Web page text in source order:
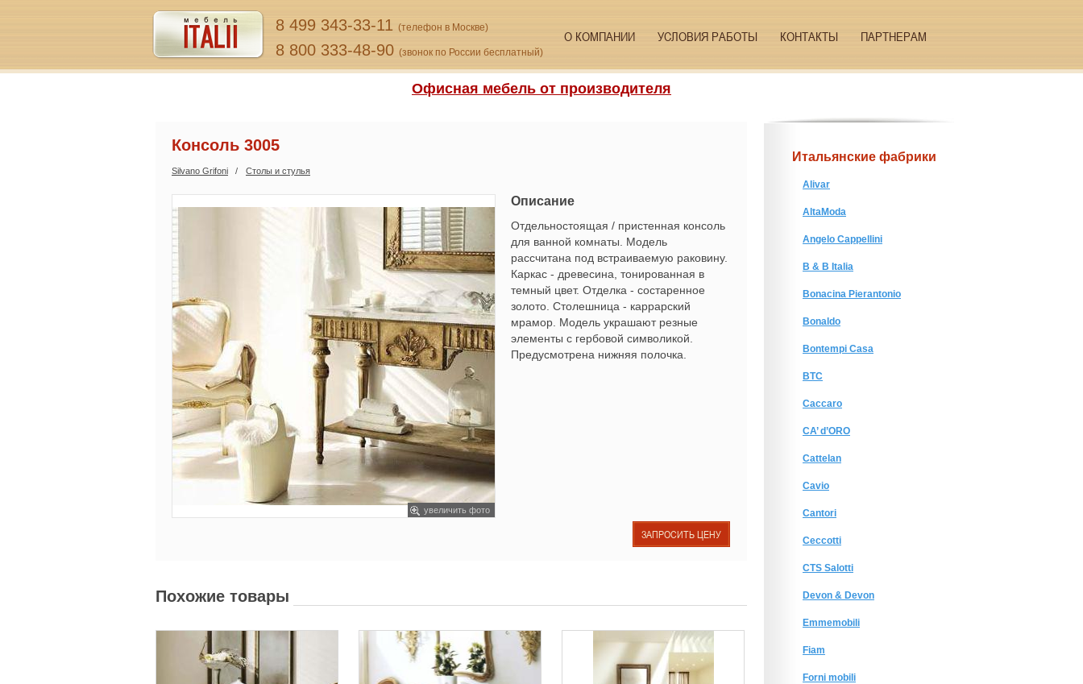
8 499 343-33-11 (телефон в Москве)
8 800 333-48-90 (звонок по России бесплатный)
О КОМПАНИИ УСЛОВИЯ РАБОТЫ КОНТАКТЫ ПАРТНЕРАМ
Офисная мебель от производителя
Консоль 3005
Silvano Grifoni Столы и стулья
увеличить фото
Описание
Отдельностоящая / пристенная консоль
для ванной комнаты. Модель
рассчитана под встраиваемую раковину.
Каркас - древесина, тонированная в
темный цвет. Отделка - состаренное
золото. Столешница - каррарский
мрамор. Модель украшают резные
элементы с гербовой символикой.
Предусмотрена нижняя полочка.
ЗАПРОСИТЬ ЦЕНУ
Похожие товары
Итальянские фабрики
Alivar
AltaModa
Angelo Cappellini
B & B Italia
Bonacina Pierantonio
Bonaldo
Bontempi Casa
BTC
Caccaro
CA’ d’ORO
Cattelan
Cavio
Cantori
Ceccotti
CTS Salotti
Devon & Devon
Emmemobili
Fiam
Forni mobili